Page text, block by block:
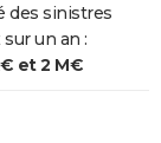
des sinistres
un an :
et 2 M€